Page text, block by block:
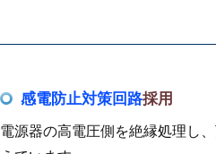
感電防止対策回路採用
電源器の高電圧側を絶縁処理し